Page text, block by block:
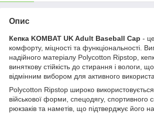
Опис
Кепка KOMBAT UK Adult Baseball Cap -
комфорту, міцності та функціональності.
надійного матеріалу Polycotton Ripstop,
виняткову стійкість до стирання і вологи,
відмінним вибором для активного
Polycotton Ripstop широко
військової форми, спецодягу, спортивного
рюкзаків та наметів, що підтверджує його